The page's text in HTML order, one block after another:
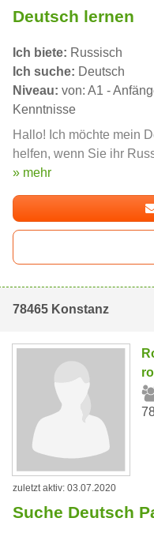
Deutsch lernen
Ich biete: Russisch
Ich suche: Deutsch
Niveau: von: A1 -
Kenntnisse
Hallo! Ich möchte mein
helfen, wenn Sie ihr
» mehr
78465 Konstanz
zuletzt aktiv: 03.07.2020
Suche Deutsch